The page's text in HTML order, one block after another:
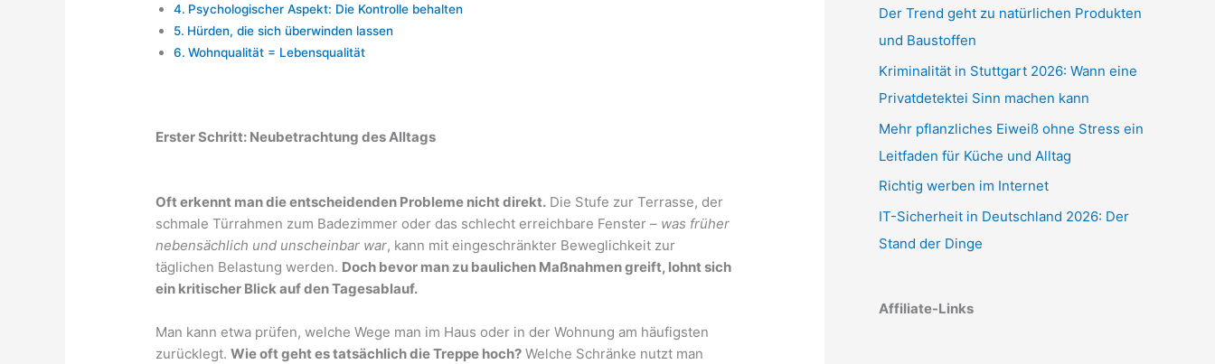
Psychologischer Aspekt: Die Kontrolle behalten
Hürden, die sich überwinden lassen
Wohnqualität = Lebensqualität
Erster Schritt: Neubetrachtung des Alltags
Oft erkennt man die entscheidenden Probleme nicht direkt. Die Stufe zur Terrasse, der
schmale Türrahmen zum Badezimmer oder das schlecht erreichbare Fenster – was früher
nebensächlich und unscheinbar war, kann mit eingeschränkter Beweglichkeit zur
täglichen Belastung werden. Doch bevor man zu baulichen Maßnahmen greift, lohnt sich
ein kritischer Blick auf den Tagesablauf.
Man kann etwa prüfen, welche Wege man im Haus oder in der Wohnung am häufigsten
zurücklegt.Wie oft geht es tatsächlich die Treppe hoch? Welche Schränke nutzt man
Der Trend geht zu natürlichen Produkten
und Baustoffen
Kriminalität in Stuttgart 2026: Wann eine
Privatdetektei Sinn machen kann
Mehr pflanzliches Eiweiß ohne Stress ein
Leitfaden für Küche und Alltag
Richtig werben im Internet
IT-Sicherheit in Deutschland 2026: Der
Stand der Dinge
Affiliate-Links